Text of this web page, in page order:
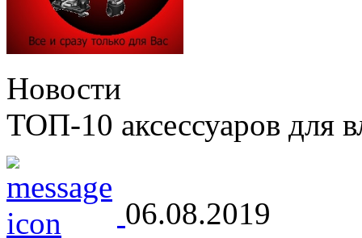
Новости
ТОП-10 аксессуаров для
06.08.2019